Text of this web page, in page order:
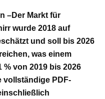
–Der Markt für
wurde 2018 auf
und soll bis 2026
was einem
von 2019 bis 2026
vollständige PDF-